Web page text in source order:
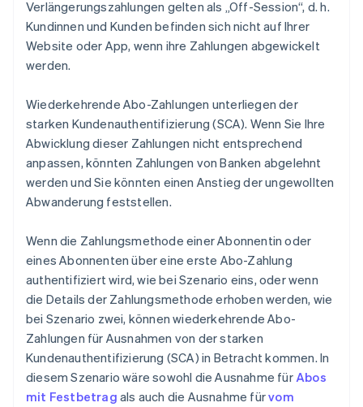
Verlängerungszahlungen gelten als „Off-Session“, d. h.
Kundinnen und Kunden befinden sich nicht auf Ihrer
Website oder App, wenn ihre Zahlungen abgewickelt
werden.
Wiederkehrende Abo-Zahlungen unterliegen der
starken Kundenauthentifizierung (SCA). Wenn Sie Ihre
Abwicklung dieser Zahlungen nicht entsprechend
anpassen, könnten Zahlungen von Banken abgelehnt
werden und Sie könnten einen Anstieg der ungewollten
Abwanderung feststellen.
Wenn die Zahlungsmethode einer Abonnentin oder
eines Abonnenten über eine erste Abo-Zahlung
authentifiziert wird, wie bei Szenario eins, oder wenn
die Details der Zahlungsmethode erhoben werden, wie
bei Szenario zwei, können wiederkehrende Abo-
Zahlungen für Ausnahmen von der starken
Kundenauthentifizierung (SCA) in Betracht kommen. In
diesem Szenario wäre sowohl die Ausnahme fürAbos
mit Festbetrag als auch die Ausnahme fürvom